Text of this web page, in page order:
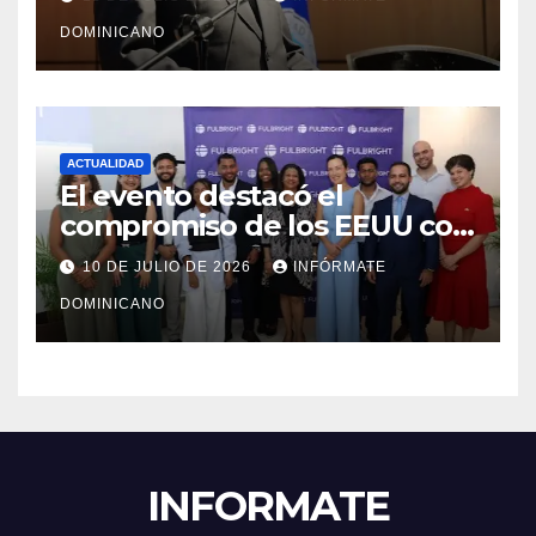
transformación institucional
DOMINICANO
ACTUALIDAD
El evento destacó el
compromiso de los EEUU con
el liderazgo, la innovación y la
excelencia académica por
más de ocho décadas.
10 DE JULIO DE 2026 INFÓRMATE
DOMINICANO
INFORMATE